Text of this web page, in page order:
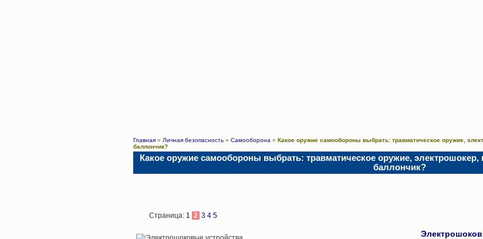
Главная » Личная безопасность » Самооборона » Какое оружие самообороны выбрать: травматическое оружие,
баллончик?
Какое оружие самообороны выбрать: травматическое оружие, электрошокер,
баллончик?
Страница: 1 2 3 4 5